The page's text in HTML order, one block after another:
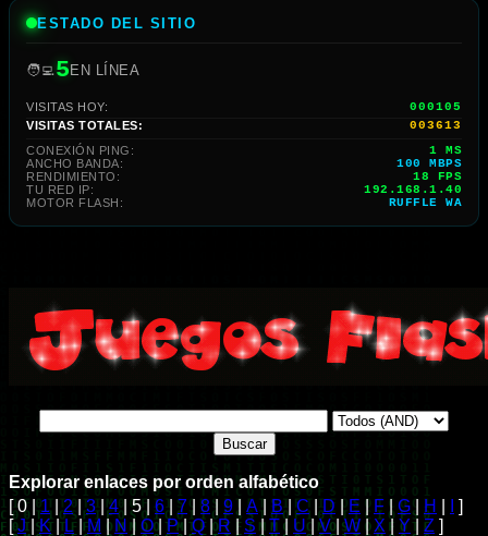
ESTADO DEL SITIO
🧑‍💻 5EN LÍNEA
VISITAS HOY:
000105
VISITAS TOTALES:
003613
CONEXIÓN PING:
1 MS
ANCHO BANDA:
100 MBPS
RENDIMIENTO:
18 FPS
TU RED IP:
192.168.1.40
MOTOR FLASH:
RUFFLE WA
Explorar enlaces por orden alfabético
[ 0 |1|2|3|4| 5 | 6| 7| 8| 9 | A| B|C|D |E | F | G| H
]
[J|K|L|M | N | O|P|Q|R |S |T| U|V|W |X | Y| Z ]